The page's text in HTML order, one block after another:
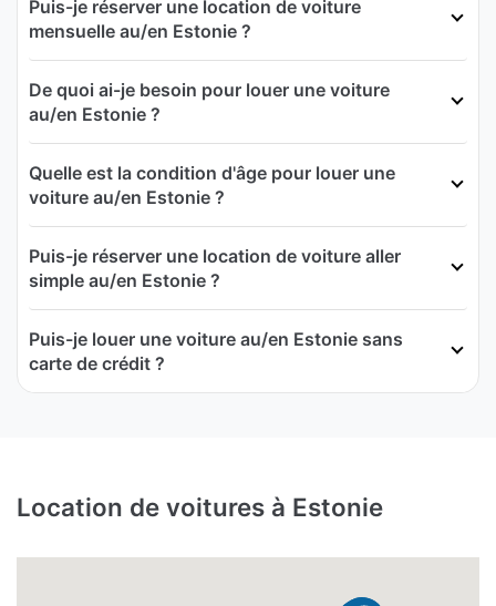
Puis-je réserver une location de voiture
mensuelle au/en Estonie ?
De quoi ai-je besoin pour louer une voiture
au/en Estonie ?
Quelle est la condition d'âge pour louer une
voiture au/en Estonie ?
Puis-je réserver une location de voiture aller
simple au/en Estonie ?
Puis-je louer une voiture au/en Estonie sans
carte de crédit ?
Location de voitures à Estonie